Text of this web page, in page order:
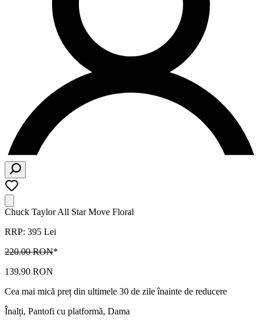
Chuck Taylor All Star Move Floral
RRP: 395 Lei
220.00 RON*
139.90 RON
Cea mai mică preț din ultimele 30 de zile înainte de reducere
Înalți, Pantofi cu platformă, Dama